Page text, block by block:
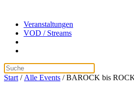
Veranstaltungen
VOD / Streams
Start / Alle Events / BAROCK bis